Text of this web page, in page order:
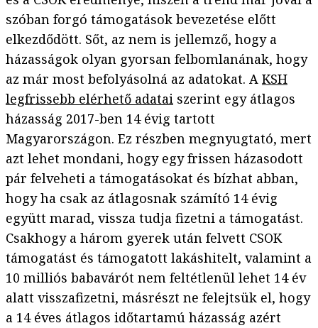
szóban forgó támogatások bevezetése előtt
elkezdődött. Sőt, az nem is jellemző, hogy a
házasságok olyan gyorsan felbomlanának, hogy
az már most befolyásolná az adatokat. A KSH
legfrissebb elérhető adatai szerint egy átlagos
házasság 2017-ben 14 évig tartott
Magyarországon. Ez részben megnyugtató, mert
azt lehet mondani, hogy egy frissen házasodott
pár felveheti a támogatásokat és bízhat abban,
hogy ha csak az átlagosnak számító 14 évig
együtt marad, vissza tudja fizetni a támogatást.
Csakhogy a három gyerek után felvett CSOK
támogatást és támogatott lakáshitelt, valamint a
10 milliós babavárót nem feltétlenül lehet 14 év
alatt visszafizetni, másrészt ne felejtsük el, hogy
a 14 éves átlagos időtartamú házasság azért